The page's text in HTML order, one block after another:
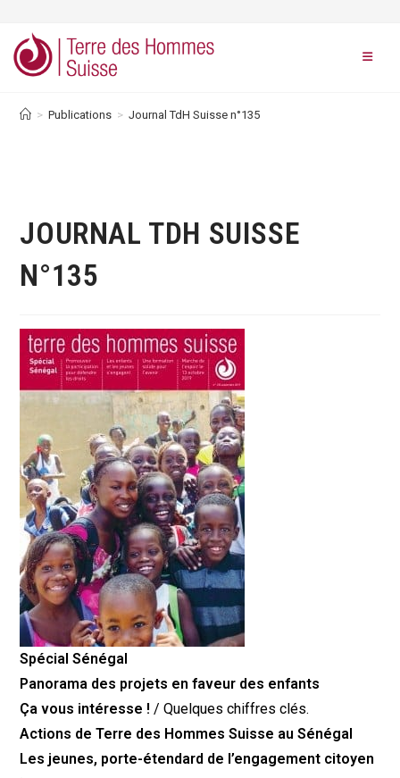
content
> Publications > Journal TdH Suisse n°135
JOURNAL TDH SUISSE
N°135
Spécial Sénégal
Panorama des projets en faveur des enfants
Ça vous intéresse ! / Quelques chiffres clés.
Actions de Terre des Hommes Suisse au Sénégal
Les jeunes, porte-étendard de l’engagement citoyen